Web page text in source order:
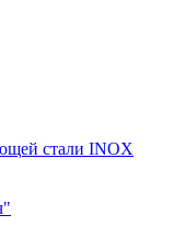
стали INOX